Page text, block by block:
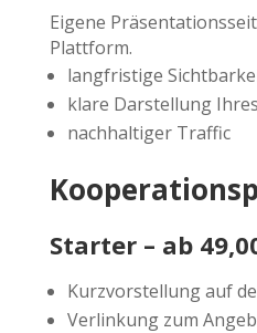
Eigene
Plattform.
langfristige
klare Darstellung
nachhaltiger Traffic
Starter – ab
Kurzvorstellung auf
Verlinkung zum